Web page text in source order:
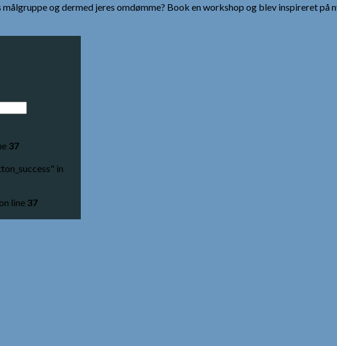
og dermed jeres omdømme? Book en workshop og blev inspireret på
37
in
on line 37